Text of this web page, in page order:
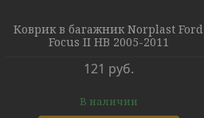
Коврик в багажник Norplast Ford
Focus II HB 2005-2011
121 руб.
В наличии